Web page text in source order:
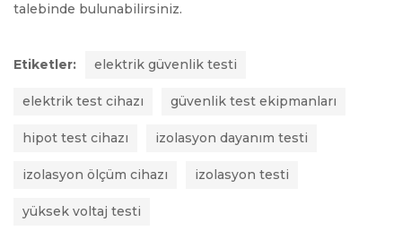
talebinde bulunabilirsiniz.
Etiketler: elektrik güvenlik testi
elektrik test cihazı güvenlik test ekipmanları
hipot test cihazı izolasyon dayanım testi
izolasyon ölçüm cihazı izolasyon testi
yüksek voltaj testi